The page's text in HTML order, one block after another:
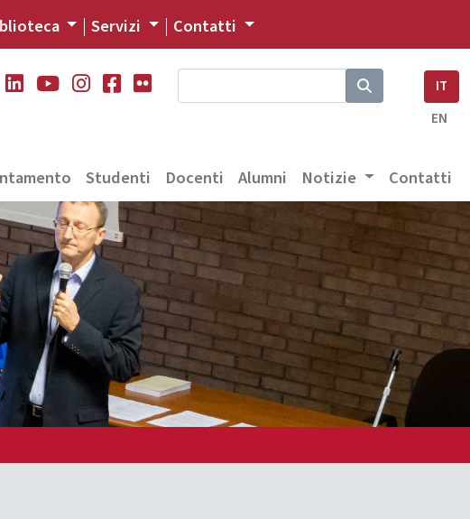
Servizi Contatti
IT
EN
Studenti Docenti Alumni Notizie Contatti